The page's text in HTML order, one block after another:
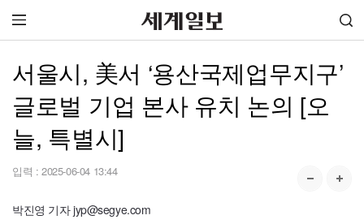
서울시, 美서 ‘용산국제업무지구’
글로벌 기업 본사 유치 논의 [오
늘, 특별시]
입력 : 2025-06-04 13:44
박진영 기자 jyp@segye.com